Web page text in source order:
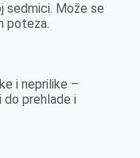
sedmici. Može se
poteza.
i neprilike –
do prehlade i